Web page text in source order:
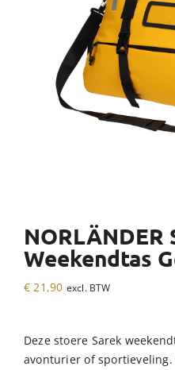
NORLÄNDER
Weekendtas
€ 21,90 excl. BTW
Deze stoere Sarek
avonturier of sportieveling.